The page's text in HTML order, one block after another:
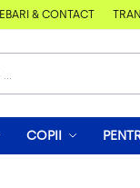
& CONTACT
COPII